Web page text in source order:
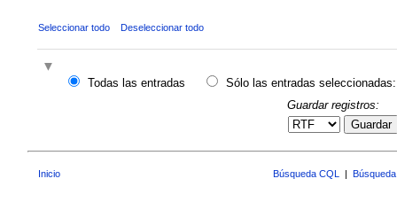
Seleccionar todo Deseleccionar todo
Todas las entradas
Sólo las entradas seleccionadas:
Guardar registros:
Guardar
Inicio Búsqueda CQL